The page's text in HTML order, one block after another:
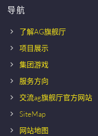
导航
了解AG旗舰厅
项目展示
集团游戏
服务方向
交流ag旗舰厅官方网站
SiteMap
网站地图